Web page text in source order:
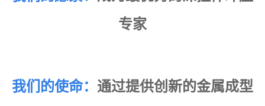
专家
我们的使命： 通过提供创新的金属成型